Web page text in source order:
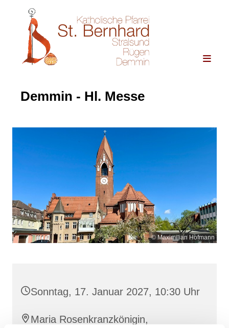
Demmin - Hl. Messe
© Maximilian Hofmann
Sonntag, 17. Januar 2027, 10:30 Uhr
Maria Rosenkranzkönigin,